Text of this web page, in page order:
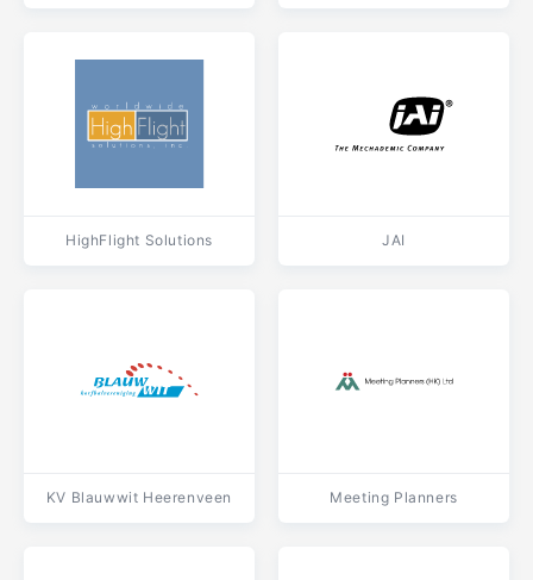
HighFlight Solutions JAI
KV Blauwwit Heerenveen Meeting Planners